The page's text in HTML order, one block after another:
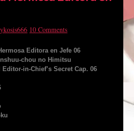
10 Comments
Editora en Jefe 06
chou no Himitsu
in-Chief’s Secret Cap. 06